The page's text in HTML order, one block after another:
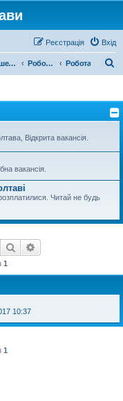
Вхід
Реєстрація
Оголошення міста Полтава Робота, Послуги, Бізнес Робота
у
Відкрита вакансія.
вакансія.
Читай не будь
Пошук
1
10:37
1